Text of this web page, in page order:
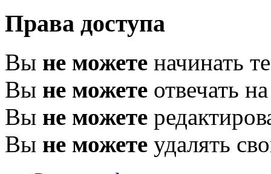
Права доступа
Вы не можете начинать
Вы не можете отвечать
Вы не можете
Вы не можете удалять